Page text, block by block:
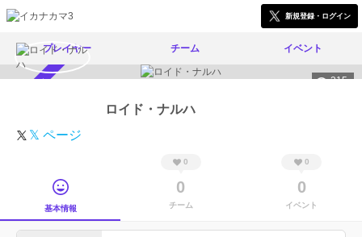
新規登録・ログイン
プレイヤー チーム イベント
315
ロイド・ナルハ
𝕏 ページ
基本情報
0
0
チーム
0
0
イベント